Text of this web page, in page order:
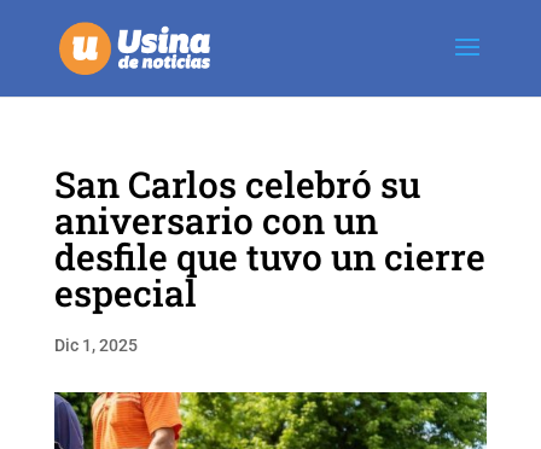
San Carlos celebró su
aniversario con un
desfile que tuvo un cierre
especial
Dic 1, 2025